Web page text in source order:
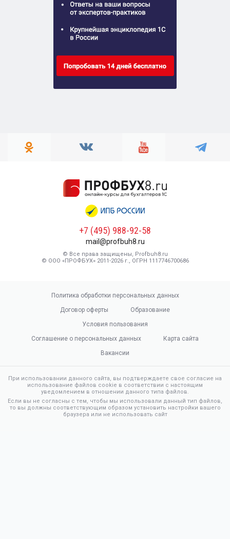
+7 (495) 988-92-58
mail@profbuh8.ru
© Все права защищены, Profbuh8.ru
© ООО «ПРОФБУХ» 2011-2026 г., ОГРН 1117746700686
Политика обработки персональных данных
Договор оферты
Образование
Условия пользования
Соглашение о персональных данных
Карта сайта
Вакансии
При использовании данного сайта, вы подтверждаете свое согласие на
использование файлов cookie в соответствии с настоящим
уведомлением в отношении данного типа файлов.
Если вы не согласны с тем, чтобы мы использовали данный тип файлов,
то вы должны соответствующим образом установить настройки вашего
браузера или не использовать сайт